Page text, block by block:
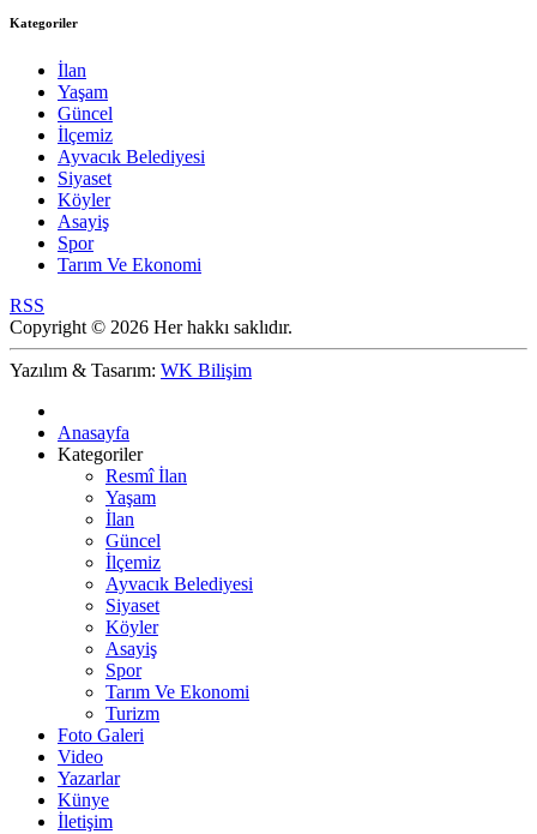
Kategoriler
İlan
Yaşam
Güncel
İlçemiz
Ayvacık Belediyesi
Siyaset
Köyler
Asayiş
Spor
Tarım Ve Ekonomi
RSS
Copyright © 2026 Her hakkı saklıdır.
Yazılım & Tasarım: WK Bilişim
Anasayfa
Kategoriler
Resmî İlan
Yaşam
İlan
Güncel
İlçemiz
Ayvacık Belediyesi
Siyaset
Köyler
Asayiş
Spor
Tarım Ve Ekonomi
Turizm
Foto Galeri
Video
Yazarlar
Künye
İletişim